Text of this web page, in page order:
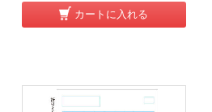
カートに入れる